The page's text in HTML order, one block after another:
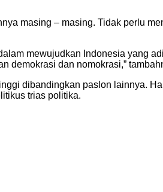
masing – masing. Tidak perlu
mewujudkan Indonesia yang
demokrasi dan nomokrasi,”
dibandingkan paslon lainnya.
trias politika.